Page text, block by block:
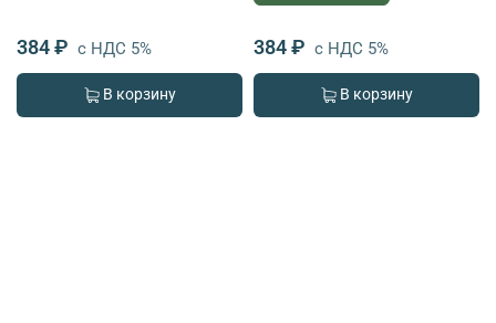
384 ₽ с НДС 5%
В корзину
384 ₽ с НДС 5%
В корзину